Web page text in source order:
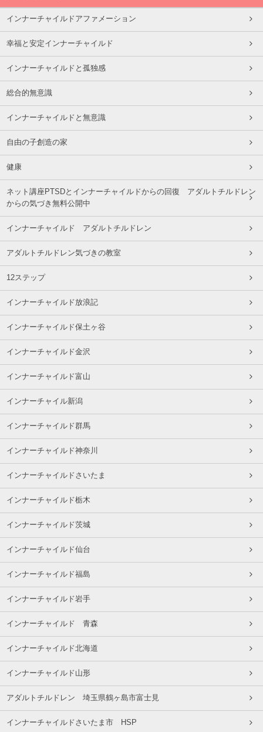
インナーチャイルドアファメーション
幸福と安定インナーチャイルド
インナーチャイルドと孤独感
総合的無意識
インナーチャイルドと無意識
自由の子創造の家
健康
ネット講座PTSDとインナーチャイルドからの回復 アダルトチルドレン
からの気づき無料公開中
インナーチャイルド アダルトチルドレン
アダルトチルドレン気づきの教室
12ステップ
インナーチャイルド放浪記
インナーチャイルド保土ヶ谷
インナーチャイルド金沢
インナーチャイルド富山
インナーチャイル新潟
インナーチャイルド群馬
インナーチャイルド神奈川
インナーチャイルドさいたま
インナーチャイルド栃木
インナーチャイルド茨城
インナーチャイルド仙台
インナーチャイルド福島
インナーチャイルド岩手
インナーチャイルド 青森
インナーチャイルド北海道
インナーチャイルド山形
アダルトチルドレン 埼玉県鶴ヶ島市富士見
インナーチャイルドさいたま市 HSP